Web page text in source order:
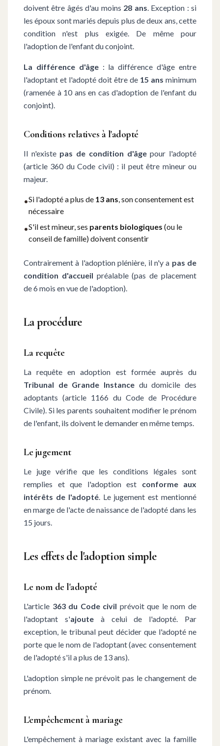
doivent être âgés d'au moins 28 ans. Exception : si
les époux sont mariés depuis plus de deux ans, cette
condition n'est plus exigée. De même pour
l'adoption de l'enfant du conjoint.
La différence d'âge: la différence d'âge entre
l'adoptant et l'adopté doit être de 15 ans minimum
(ramenée à 10 ans en cas d'adoption de l'enfant du
conjoint).
Conditions relatives à l'adopté
Il n'existe pas de condition d'âgepour l'adopté
(article 360 du Code civil) : il peut être mineur ou
majeur.
•Si l'adopté a plus de 13 ans, son consentement est
nécessaire
•S'il est mineur, ses parents biologiques (ou le
conseil de famille) doivent consentir
Contrairement à l'adoption plénière, il n'y a pas de
condition d'accueil préalable (pas de placement
de 6 mois en vue de l'adoption).
La procédure
La requête
La requête en adoption est formée auprès du
Tribunal de Grande Instance du domicile des
adoptants (article 1166 du Code de Procédure
Civile). Si les parents souhaitent modifier le prénom
de l'enfant, ils doivent le demander en même temps.
Le jugement
Le juge vérifie que les conditions légales sont
remplies et que l'adoption est conforme aux
intérêts de l'adopté. Le jugement est mentionné
en marge de l'acte de naissance de l'adopté dans les
15 jours.
Les effets de l'adoption simple
Le nom de l'adopté
L'article 363 du Code civil prévoit que le nom de
l'adoptant s'ajouteà celui de l'adopté. Par
exception, le tribunal peut décider que l'adopté ne
porte que le nom de l'adoptant (avec consentement
de l'adopté s'il a plus de 13 ans).
L'adoption simple ne prévoit pas le changement de
prénom.
L'empêchement à mariage
L'empêchement à mariage existant avec la famille